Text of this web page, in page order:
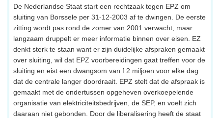
De Nederlandse Staat start een rechtzaak tegen EPZ om
sluiting van Borssele per 31-12-2003 af te dwingen. De eerste
zitting wordt pas rond de zomer van 2001 verwacht, maar
langzaam druppelt er meer informatie binnen over eisen. EZ
denkt sterk te staan want er zijn duidelijke afspraken gemaakt
over sluiting, wil dat EPZ voorbereidingen gaat treffen voor de
sluiting en eist een dwangsom van f 2 miljoen voor elke dag
dat de centrale langer doordraait. EPZ stelt dat de afspraak is
gemaakt met de ondertussen opgeheven overkoepelende
organisatie van elektriciteitsbedrijven, de SEP, en voelt zich
daaraan niet gebonden. Door de liberalisering heeft de staat